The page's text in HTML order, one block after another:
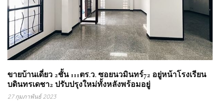
ขายบ้านเดี่ยว 2ชั้น 111ตร.ว. ซอยนวมินทร์72 อยู่หน้าโรงเรียน
บดินทรเดชา2 ปรับปรุงใหม่ทั้งหลังพร้อมอยู่
27 กุมภาพันธ์ 2023